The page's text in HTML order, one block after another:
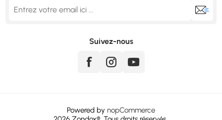
Suivez-nous
Powered by nopCommerce